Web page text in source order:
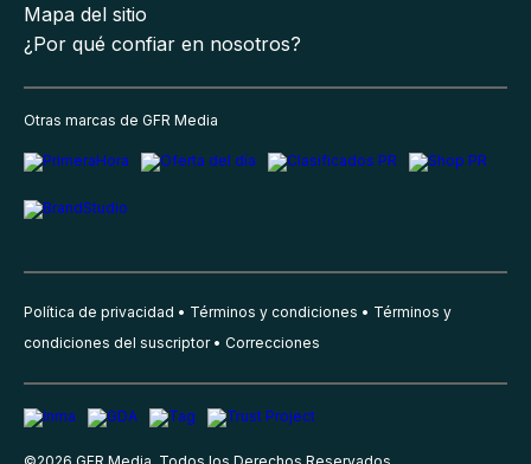
Mapa del sitio
¿Por qué confiar en nosotros?
Otras marcas de GFR Media
Política de privacidad Términos y condiciones
Términos y
condiciones del suscriptor
Correcciones